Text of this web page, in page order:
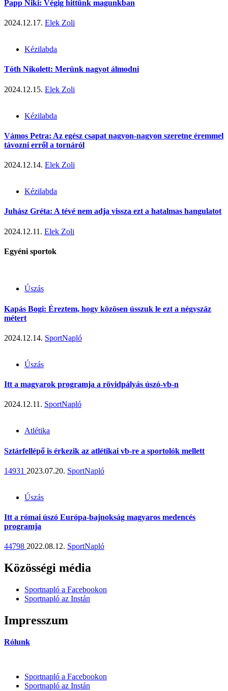
Papp Niki: Végig hittünk magunkban
2024.12.17. Elek Zoli
Kézilabda
Tóth Nikolett: Merünk nagyot álmodni
2024.12.15. Elek Zoli
Kézilabda
Vámos Petra: Az egész csapat nagyon-nagyon szeretne éremmel
távozni erről a tornáról
2024.12.14. Elek Zoli
Kézilabda
Juhász Gréta: A tévé nem adja vissza ezt a hatalmas hangulatot
2024.12.11. Elek Zoli
Egyéni sportok
Úszás
Kapás Bogi: Éreztem, hogy közösen ússzuk le ezt a négyszáz
métert
2024.12.14. SportNapló
Úszás
Itt a magyarok programja a rövidpályás úszó-vb-n
2024.12.11. SportNapló
Atlétika
Sztárfellépő is érkezik az atlétikai vb-re a sportolók mellett
14931 2023.07.20. SportNapló
Úszás
Itt a római úszó Európa-bajnokság magyaros medencés
programja
44798 2022.08.12. SportNapló
Közösségi média
Sportnapló a Facebookon
Sportnapló az Instán
Impresszum
Rólunk
Sportnapló a Facebookon
Sportnapló az Instán